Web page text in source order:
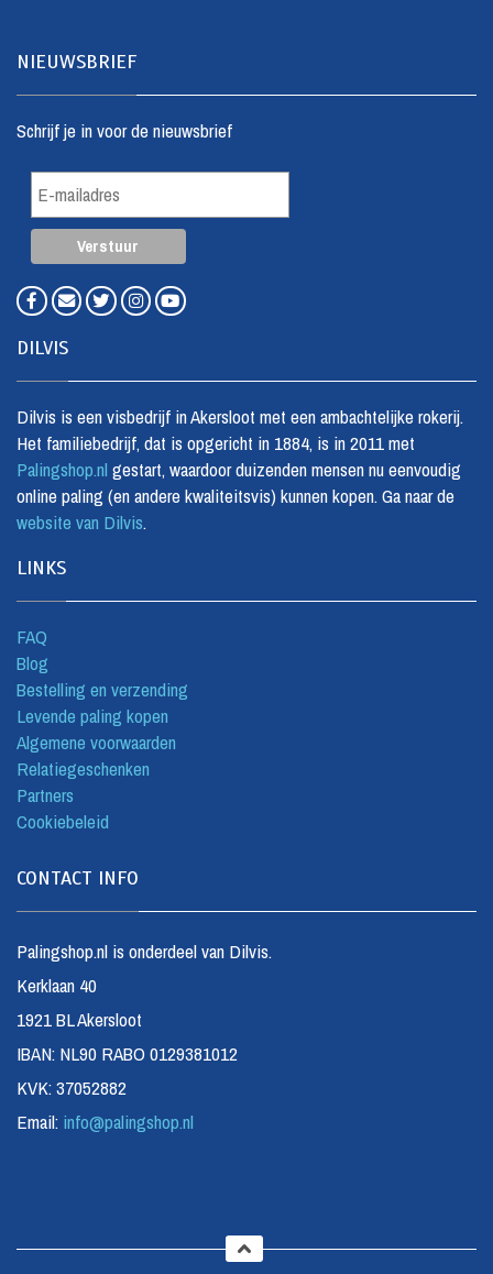
NIEUWSBRIEF
Schrijf je in voor de nieuwsbrief
DILVIS
Dilvis is een visbedrijf in Akersloot met een ambachtelijke rokerij.
Het familiebedrijf, dat is opgericht in 1884, is in 2011 met
Palingshop.nl gestart, waardoor duizenden mensen nu eenvoudig
online paling (en andere kwaliteitsvis) kunnen kopen. Ga naar de
website van Dilvis.
LINKS
FAQ
Blog
Bestelling en verzending
Levende paling kopen
Algemene voorwaarden
Relatiegeschenken
Partners
Cookiebeleid
CONTACT INFO
Palingshop.nl is onderdeel van Dilvis.
Kerklaan 40
1921 BL Akersloot
IBAN: NL90 RABO 0129381012
KVK: 37052882
Email: info@palingshop.nl